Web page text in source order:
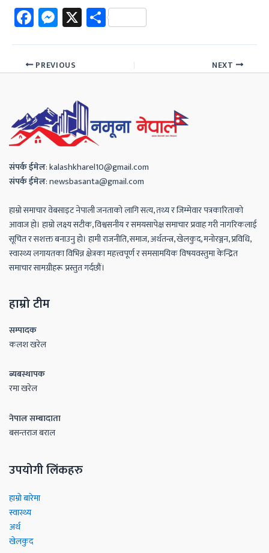
Fa
ce
b
o
M
es
se
n
ge
r
X Sh
ar
e
PREVIOUS NEXT
संपर्कईमेल:kalashkharel10@gmail.com
संपर्कईमेल:newsbasanta@gmail.com
हाम्रो समाचार वेबसाइट नेपाली जनताको लागि सत्य, तथ्य र जिम्मेवार पत्रकारिताको
आवाज हो। हाम्रो लक्ष्य सटीक, विश्वसनीय र समयसापेक्ष समाचार प्रवाह गरी नागरिकलाई
सूचित र सशक्त बनाउनु हो। हामी राजनीति, समाज, अर्थतन्त्र, खेलकुद, मनोरञ्जन, प्रविधि,
स्वास्थ्य लगायतका विभिन्न क्षेत्रका महत्त्वपूर्ण र समसामयिक विषयवस्तुमा केन्द्रित
समाचार सामग्रीहरू प्रस्तुत गर्दछौं।
हाम्रो टीम
सम्पादक
कलश खरेल
ब्यबस्थापक
रमा खरेल
नेपाल सम्बादाता
बसन्तराज बराल
उपयोगी लिंकहरु
हाम्रो बारेमा
स्वास्थ्य
अर्थ
खेलकुद